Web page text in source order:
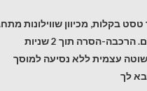
בקלות, מכיוון שווילונות
הרכבה-הסרה תוך 2 שניות
עצמית ללא נסיעה למוסך
לך